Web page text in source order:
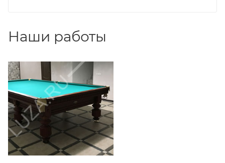
Наши работы